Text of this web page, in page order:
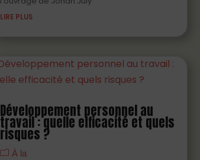
LIRE PLUS
Développement personnel au
travail : quelle efficacité et quels
risques ?
À la